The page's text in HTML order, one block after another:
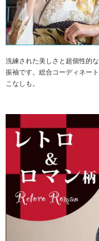
洗練された美しさと超個性的
振袖です。総合コーディネー
こなしも。